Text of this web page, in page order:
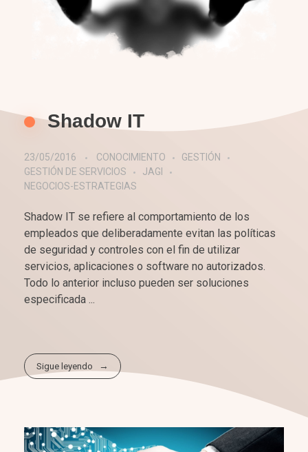
Shadow IT
23/05/2016 CONOCIMIENTO
GESTIÓN
GESTIÓN DE SERVICIOS
JAGI
NEGOCIOS-ESTRATEGIAS
Shadow IT se refiere al comportamiento de los
empleados que deliberadamente evitan las políticas
de seguridad y controles con el fin de utilizar
servicios, aplicaciones o software no autorizados.
Todo lo anterior incluso pueden ser soluciones
especificada ...
Sigue leyendo